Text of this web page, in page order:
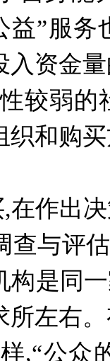
益”服
入资金
较弱的
织和购
作出
查与评
是同
所左右
,“公众